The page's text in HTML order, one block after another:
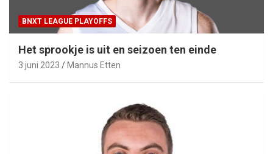
BNXT LEAGUE PLAYOFFS
Het sprookje is uit en seizoen ten einde
3 juni 2023 Mannus Etten